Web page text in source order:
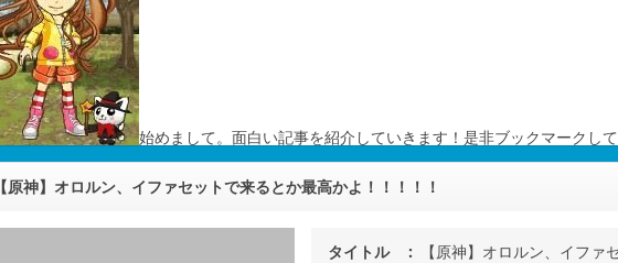
始めまして。面白い記事を紹介していきます！是非ブックマークして
【原神】オロルン、イファセットで来るとか最高かよ！！！！！
タイトル
【原神】オロルン、イファ